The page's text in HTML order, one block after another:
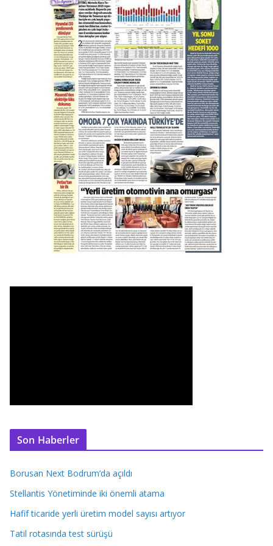
Son Haberler
Borusan Next Bodrum’da açıldı
Stellantis Yönetiminde iki önemli atama
Hafif ticaride yerli üretim model sayısı artıyor
Tatil rotasında test sürüşü